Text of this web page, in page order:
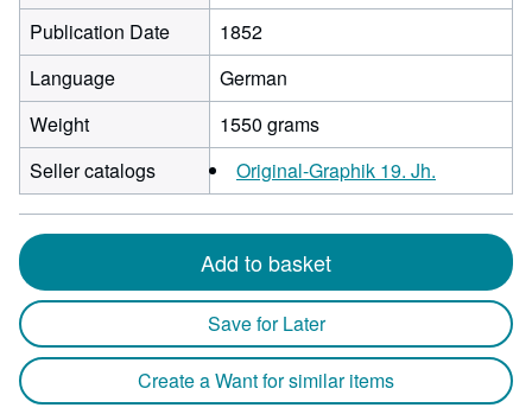
Publication Date
1852
Language
German
Weight
1550 grams
Seller catalogs
Original-Graphik 19. Jh.
Add to basket
Save for Later
Create a Want for similar items